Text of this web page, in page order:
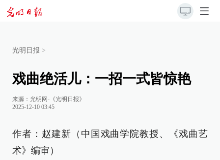
光明日报 >
戏曲绝活儿：一招一式皆惊艳
来源： 光明网-《光明日报》
2025-12-10 03:45
作者：赵建新（中国戏曲学院教授、《戏曲艺
术》编审）